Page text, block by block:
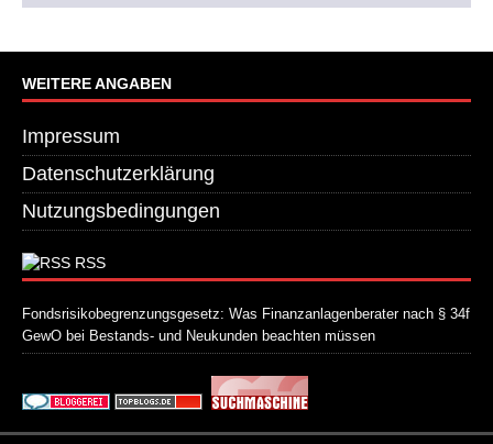
WEITERE ANGABEN
Impressum
Datenschutzerklärung
Nutzungsbedingungen
RSS
Fondsrisikobegrenzungsgesetz: Was Finanzanlagenberater nach § 34f
GewO bei Bestands- und Neukunden beachten müssen